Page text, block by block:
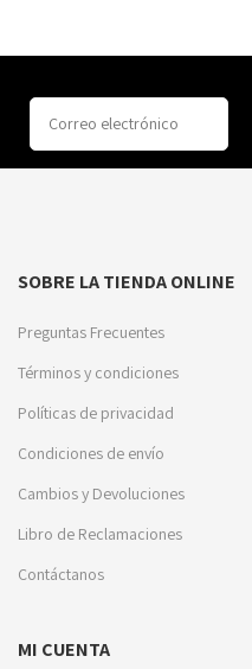
SOBRE LA TIENDA ONLINE
Preguntas Frecuentes
Términos y condiciones
Políticas de privacidad
Condiciones de envío
Cambios y Devoluciones
Libro de Reclamaciones
Contáctanos
MI CUENTA